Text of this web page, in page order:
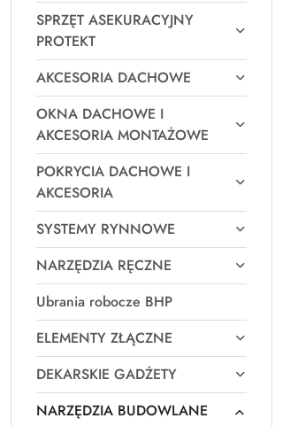
SPRZĘT ASEKURACYJNY
PROTEKT
AKCESORIA DACHOWE
OKNA DACHOWE I
AKCESORIA MONTAŻOWE
POKRYCIA DACHOWE I
AKCESORIA
SYSTEMY RYNNOWE
NARZĘDZIA RĘCZNE
Ubrania robocze BHP
ELEMENTY ZŁĄCZNE
DEKARSKIE GADŻETY
NARZĘDZIA BUDOWLANE